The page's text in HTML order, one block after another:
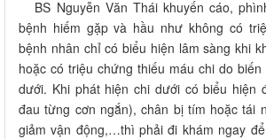
BS Nguyễn Văn Thái khuyến cáo,
bệnh hiếm gặp và hầu như không có
bệnh nhân chỉ có biểu hiện lâm sàng khi
hoặc có triệu chứng thiếu máu chi do
dưới. Khi phát hiện chi dưới có biểu hiện
đau từng cơn ngắn), chân bị tím hoặc tái
giảm vận động,…thì phải đi khám ngay